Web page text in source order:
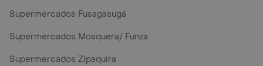
Supermercados Fusagasugá
Supermercados Mosquera/ Funza
Supermercados Zipaquira